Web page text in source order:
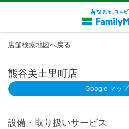
店舗検索地図へ戻る
熊谷美土里町店
Google マップ
設備・取り扱いサービス